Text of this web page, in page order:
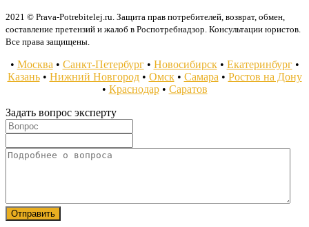
2021 © Prava-Potrebitelej.ru. Защита прав потребителей, возврат, обмен,
составление претензий и жалоб в Роспотребнадзор. Консультации юристов.
Все права защищены.
• Москва• Санкт-Петербург• Новосибирск• Екатеринбург•
Казань• Нижний Новгород• Омск• Самара• Ростов на Дону
• Краснодар• Саратов
Задать вопрос эксперту